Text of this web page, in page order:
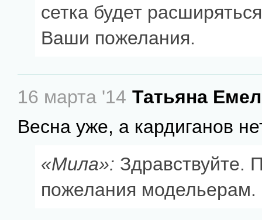
сетка будет
Ваши пожелания.
16 марта '14 Татьяна
Весна уже, а кардиганов
«Мила»: Здравствуйте.
пожелания модельерам.